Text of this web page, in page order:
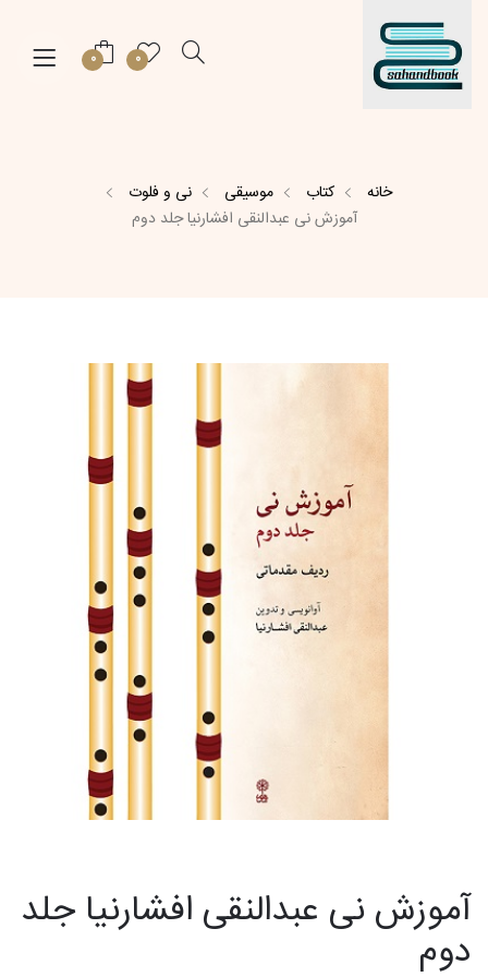
0
0
خانه کتاب موسیقی
نی و فلوت
آموزش نی عبدالنقی افشارنیا جلد دوم
آموزش نی عبدالنقی افشارنیا جلد
دوم